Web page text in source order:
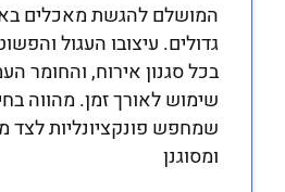
המושלם להגשת מאכלים
גדולים. עיצובו העגול
בכל סגנון אירוח, והחומר
שימוש לאורך זמן. מהווה
שמחפש פונקציונליות
ומסוגנן